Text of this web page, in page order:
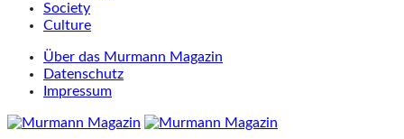
Society
Culture
Über das Murmann Magazin
Datenschutz
Impressum